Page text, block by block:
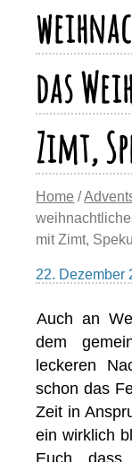
das
Zimt,
Home /
mit Zimt,
22. Dezember
Auch an
dem
leckeren
schon das
Zeit in
ein wirklich
Euch,